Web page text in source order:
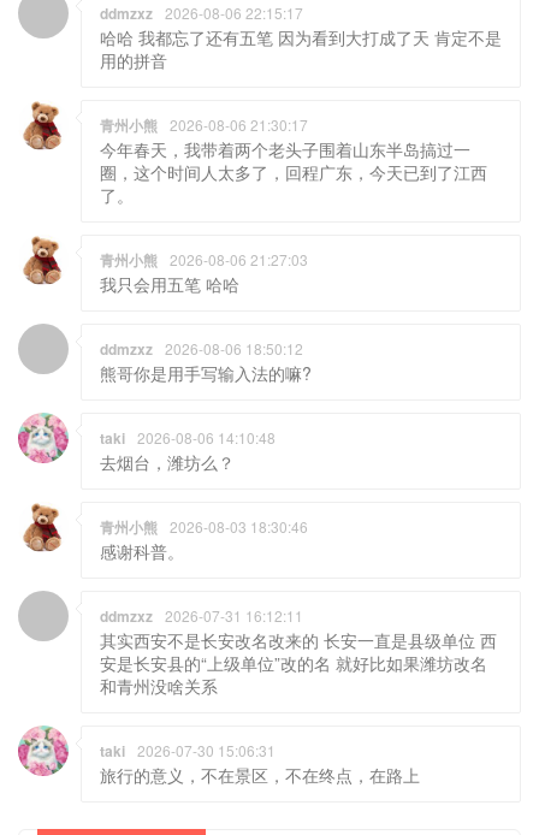
ddmzxz 2026-08-06 22:15:17
哈哈 我都忘了还有五笔 因为看到大打成了天 肯定不是
用的拼音
青州小熊 2026-08-06 21:30:17
今年春天，我带着两个老头子围着山东半岛搞过一
圈，这个时间人太多了，回程广东，今天已到了江西
了。
青州小熊 2026-08-06 21:27:03
我只会用五笔 哈哈
ddmzxz 2026-08-06 18:50:12
熊哥你是用手写输入法的嘛?
taki 2026-08-06 14:10:48
去烟台，潍坊么？
青州小熊 2026-08-03 18:30:46
感谢科普。
ddmzxz 2026-07-31 16:12:11
其实西安不是长安改名改来的 长安一直是县级单位 西
安是长安县的“上级单位”改的名 就好比如果潍坊改名
和青州没啥关系
taki 2026-07-30 15:06:31
旅行的意义，不在景区，不在终点，在路上